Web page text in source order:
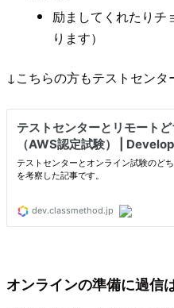
励ましてくれたりチ
ります）
↓こちらの方もテストセンタ
オンラインの準備に過信